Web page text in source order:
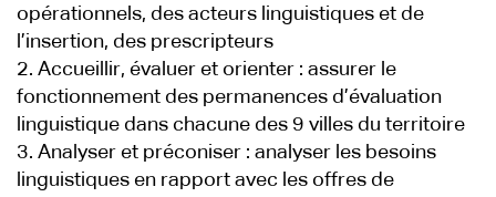
opérationnels, des acteurs linguistiques et de
l’insertion, des prescripteurs
2. Accueillir, évaluer et orienter : assurer le
fonctionnement des permanences d’évaluation
linguistique dans chacune des 9 villes du territoire
3. Analyser et préconiser : analyser les besoins
linguistiques en rapport avec les offres de